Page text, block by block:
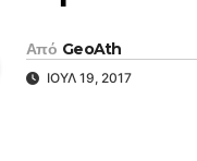
Από GeoAth
ΙΟΎΛ 19, 2017